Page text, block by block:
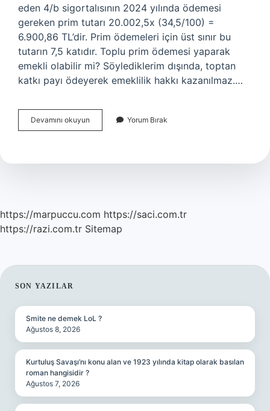
eden 4/b sigortalısının 2024 yılında ödemesi
gereken prim tutarı 20.002,5x (34,5/100) =
6.900,86 TL’dir. Prim ödemeleri için üst sınır bu
tutarın 7,5 katıdır. Toplu prim ödemesi yaparak
emekli olabilir mi? Söylediklerim dışında, toptan
katkı payı ödeyerek emeklilik hakkı kazanılmaz.…
Devamını okuyun
Ödeyerek
Olunur
Yorum Bırak
https://marpuccu.com https://saci.com.tr
https://razi.com.tr Sitemap
SIDEBAR
SON YAZILAR
Smite ne demek LoL ?
Ağustos 8, 2026
Kurtuluş Savaşı’nı konu alan ve 1923 yılında kitap olarak basılan
roman hangisidir ?
Ağustos 7, 2026